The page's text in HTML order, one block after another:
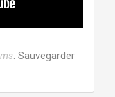
. Sauvegarder